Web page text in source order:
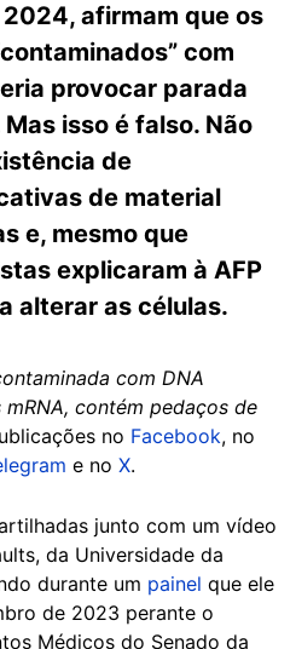
afirmam que os
com
provocar parada
isso é falso. Não
de
de material
e, mesmo que
explicaram à AFP
alterar as células.
com DNA
contém pedaços de
no Facebook, no
e no X.
junto com um vídeo
da Universidade da
durante um painel que ele
de 2023 perante o
Médicos do Senado da